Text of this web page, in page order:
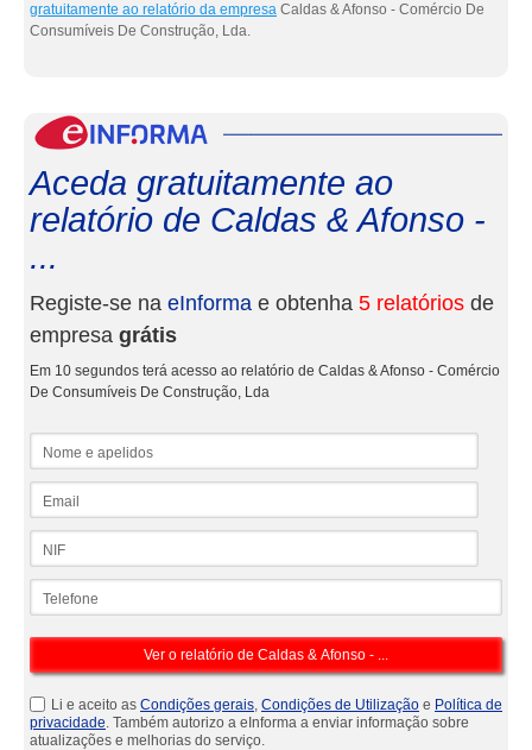
gratuitamente ao relatório da empresa Caldas & Afonso - Comércio De
Consumíveis De Construção, Lda.
Aceda gratuitamente ao
relatório de Caldas & Afonso -
...
Registe-se na eInforma e obtenha 5 relatórios de
empresa grátis
Em 10 segundos terá acesso ao relatório de Caldas & Afonso - Comércio
De Consumíveis De Construção, Lda
Li e aceito as Condições gerais, Condições de Utilização e Política de
privacidade. Também autorizo a eInforma a enviar informação sobre
atualizações e melhorias do serviço.